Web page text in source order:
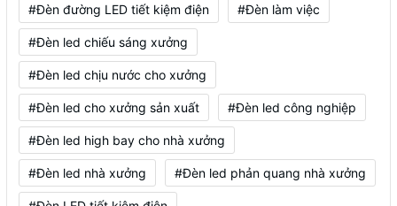
#Đèn đường LED tiết kiệm điện #Đèn làm việc
#Đèn led chiếu sáng xưởng
#Đèn led chịu nước cho xưởng
#Đèn led cho xưởng sản xuất #Đèn led công nghiệp
#Đèn led high bay cho nhà xưởng
#Đèn led nhà xưởng #Đèn led phản quang nhà xưởng